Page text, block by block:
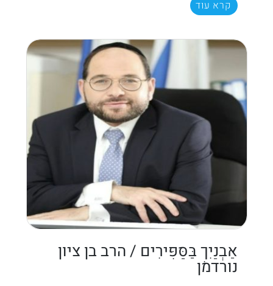
קרא עוד
אַבְנַיִךְ בַּסַּפִּירִים / הרב בן ציון
נורדמן